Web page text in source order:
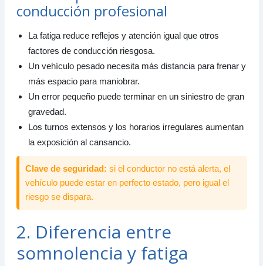
9. Resumen para el examen
conducción profesional
La fatiga reduce reflejos y atención igual que otros
factores de conducción riesgosa.
Un vehículo pesado necesita más distancia para frenar y
más espacio para maniobrar.
Un error pequeño puede terminar en un siniestro de gran
gravedad.
Los turnos extensos y los horarios irregulares aumentan
la exposición al cansancio.
Clave de seguridad: si el conductor no está alerta, el
vehículo puede estar en perfecto estado, pero igual el
riesgo se dispara.
2. Diferencia entre
somnolencia y fatiga